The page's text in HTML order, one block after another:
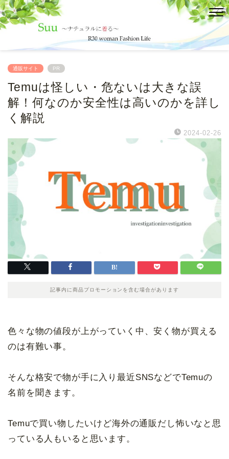
通販サイト PR
Temuは怪しい・危ないは大きな誤
解！何なのか安全性は高いのかを詳し
く解説
2024-02-26
記事内に商品プロモーションを含む場合があります
色々な物の値段が上がっていく中、安く物が買える
のは有難い事。
そんな格安で物が手に入り最近SNSなどでTemuの
名前を聞きます。
Temuで買い物したいけど海外の通販だし怖いなと思
っている人もいると思います。